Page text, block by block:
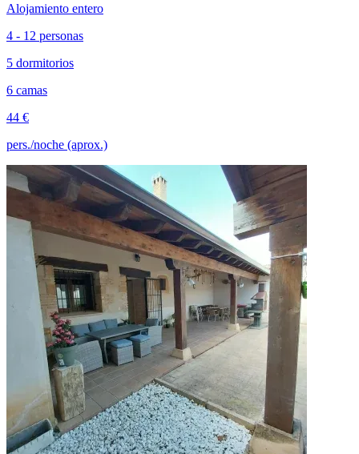
Alojamiento entero
4 - 12 personas
5 dormitorios
6 camas
44 €
pers./noche (aprox.)